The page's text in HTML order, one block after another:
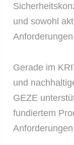
und sowohl
Gerade im
und
GEZE
fundiertem